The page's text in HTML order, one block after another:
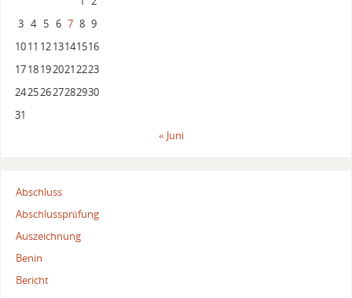
3 4 5 6 7 8 9
1011 1213141516
17181920212223
24252627282930
31
« Juni
Abschluss
Abschlussprüfung
Auszeichnung
Benin
Bericht